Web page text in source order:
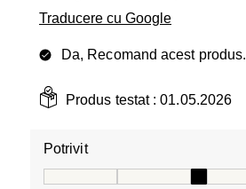
Traducere cu Google
Da, Recomand acest produs.
Produs testat :01.05.2026
Potrivit